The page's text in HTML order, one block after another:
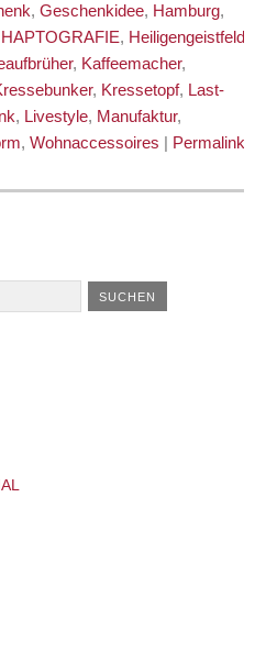
,Geschenkidee, Hamburg,
HAPTOGRAFIE, Heiligengeistfeld
, Kaffeemacher,
, Kressetopf, Last-
, Livestyle, Manufaktur,
,Wohnaccessoires | Permalink